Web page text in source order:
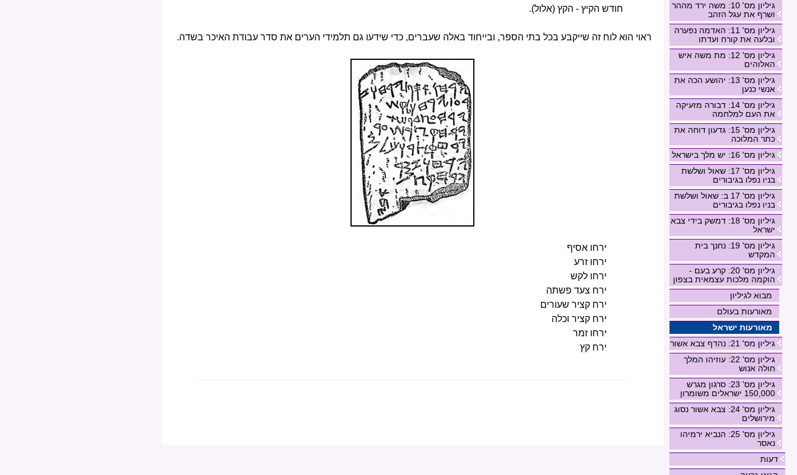
גיליון מס' 10: משה ירד מההר
ושרף את עגל הזהב
גיליון מס' 11: האדמה נפערה
ובלעה את קורח ועדתו
גיליון מס' 12: מת משה איש
האלוהים
גיליון מס' 13: יהושע הכה את
אנשי כנען
גיליון מס' 14: דבורה מזעיקה
את העם למלחמה
גיליון מס' 15: גדעון דוחה את
כתר המלוכה
גיליון מס' 16: יש מלך בישראל
גיליון מס' 17: שאול ושלשת
בניו נפלו בגיבורים
גיליון מס' 17 ב: שאול ושלשת
בניו נפלו בגיבורים
גיליון מס' 18: דמשק בידי צבא
ישראל
גיליון מס' 19: נחנך בית
המקדש
גיליון מס' 20: קרע בעם -
הוקמה מלכות עצמאית בצפון
מבוא לגיליון
מאורעות בעולם
מאורעות ישראל
גיליון מס' 21: נהדף צבא אשור
גיליון מס' 22: עוזיהו המלך
חולה אנוש
גיליון מס' 23: סרגון מגרש
150,000 ישראלים משומרון
גיליון מס' 24: צבא אשור נסוג
מירושלים
גיליון מס' 25: הנביא ירמיהו
נאסר
דעות
חודש הקיץ - הקץ (אלול).
ראוי הוא לוח זה שייקבע בכל בתי הספר, ובייחוד באלה שעברים, כדי שידעו גם תלמידי הערים את סדר עבודת האיכר בשדה.
ירחו אסיף
ירחו זרע
ירחו לקש
ירח צעד פשתה
ירח קציר שעורים
ירח קציר וכלה
ירחו זמר
ירח קץ